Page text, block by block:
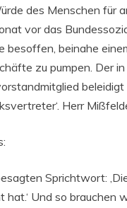
des Menschen
vor das
besoffen, beinahe
zu pumpen. Der
Herr
Sprichtwort:
Und so brauchen